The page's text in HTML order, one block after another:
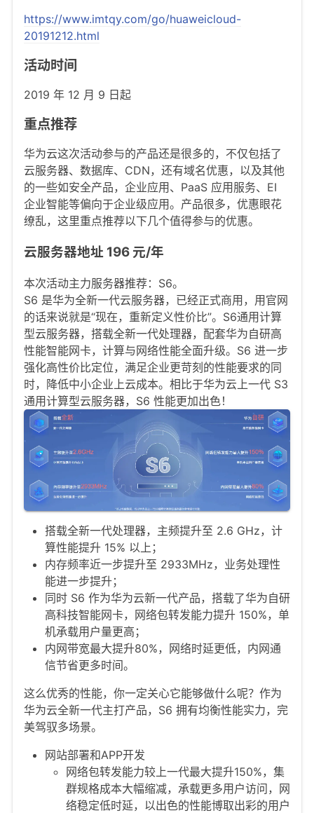
https://www.imtqy.com/go/huaweicloud-
20191212.html
活动时间
2019 年 12 月 9 日起
重点推荐
华为云这次活动参与的产品还是很多的，不仅包括了
云服务器、数据库、CDN，还有域名优惠，以及其他
的一些如安全产品，企业应用、PaaS 应用服务、EI
企业智能等偏向于企业级应用。产品很多，优惠眼花
缭乱，这里重点推荐以下几个值得参与的优惠。
云服务器地址 196 元/年
本次活动主力服务器推荐：S6。
S6 是华为全新一代云服务器，已经正式商用，用官网
的话来说就是“现在，重新定义性价比”。S6通用计算
型云服务器，搭载全新一代处理器，配套华为自研高
性能智能网卡，计算与网络性能全面升级。S6 进一步
强化高性价比定位，满足企业更苛刻的性能要求的同
时，降低中小企业上云成本。相比于华为云上一代 S3
通用计算型云服务器，S6 性能更加出色！
搭载全新一代处理器，主频提升至 2.6 GHz，计
算性能提升 15% 以上；
内存频率近一步提升至 2933MHz，业务处理性
能进一步提升；
同时 S6 作为华为云新一代产品，搭载了华为自研
高科技智能网卡，网络包转发能力提升 150%，单
机承载用户量更高；
内网带宽最大提升80%，网络时延更低，内网通
信节省更多时间。
这么优秀的性能，你一定关心它能够做什么呢？作为
华为云全新一代主打产品，S6 拥有均衡性能实力，完
美驾驭多场景。
网站部署和APP开发
网络包转发能力较上一代最大提升150%，集
群规格成本大幅缩减，承载更多用户访问，网
络稳定低时延，以出色的性能博取出彩的用户